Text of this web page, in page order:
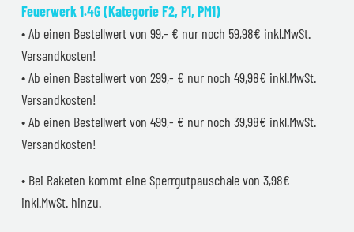
Feuerwerk 1.4G (Kategorie F2, P1, PM1)
• Ab einen Bestellwert von 99,- € nur noch 59,98€ inkl.MwSt.
Versandkosten!
• Ab einen Bestellwert von 299,- € nur noch 49,98€ inkl.MwSt.
Versandkosten!
• Ab einen Bestellwert von 499,- € nur noch 39,98€ inkl.MwSt.
Versandkosten!
• Bei Raketen kommt eine Sperrgutpauschale von 3,98€
inkl.MwSt. hinzu.